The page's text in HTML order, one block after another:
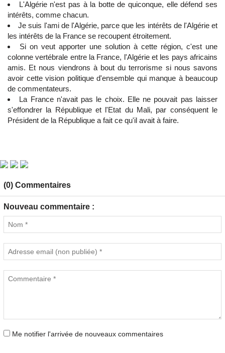
L'Algérie n'est pas à la botte de quiconque, elle défend ses
intérêts, comme chacun.
Je suis l'ami de l'Algérie, parce que les intérêts de l'Algérie et
les intérêts de la France se recoupent étroitement.
Si on veut apporter une solution à cette région, c'est une
colonne vertébrale entre la France, l'Algérie et les pays africains
amis. Et nous viendrons à bout du terrorisme si nous savons
avoir cette vision politique d'ensemble qui manque à beaucoup
de commentateurs.
La France n'avait pas le choix. Elle ne pouvait pas laisser
s'effondrer la République et l'Etat du Mali, par conséquent le
Président de la République a fait ce qu'il avait à faire.
(0) Commentaires
Nouveau commentaire :
Me notifier l'arrivée de nouveaux commentaires